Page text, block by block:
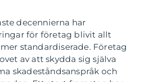
decennierna har
för företag blivit allt
standardiserade. Företag
av att skydda sig själva
skadeståndsanspråk och